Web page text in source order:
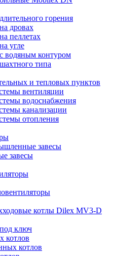
горения
дровах
пеллетах
угле
водяным контуром
типа
и тепловых пунктов
вентиляции
водоснабжения
канализации
отопления
завесы
завесы
котлы Dilex MV3-D
ключ
котлов
котлов